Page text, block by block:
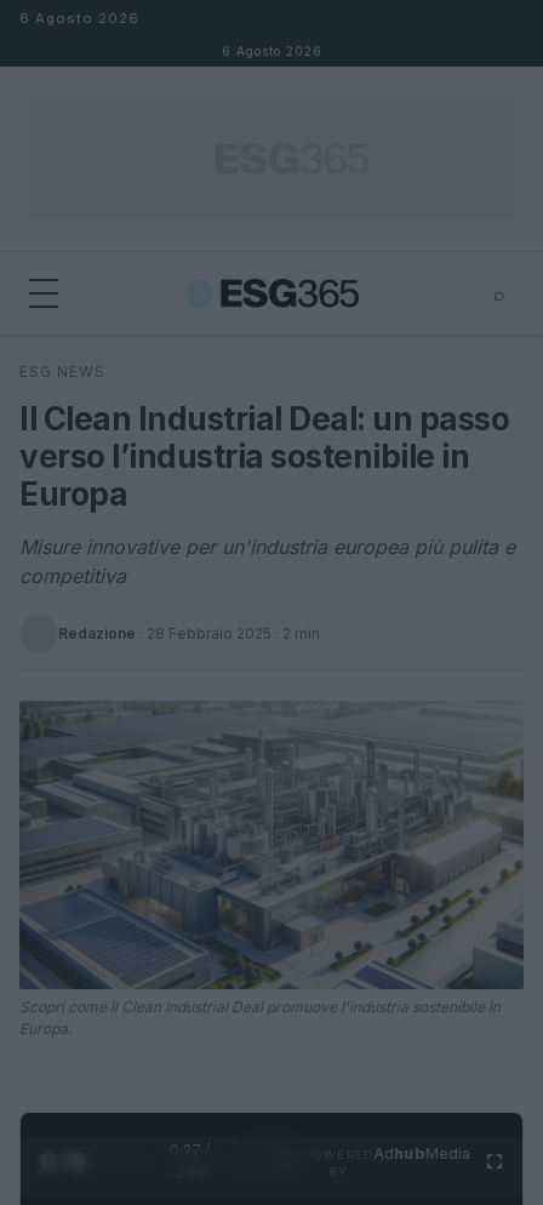
Salta al contenuto
6 Agosto 2026
6 Agosto 2026
⌕
Cerca
ESG NEWS
Il Clean Industrial Deal: un passo
verso l’industria sostenibile in
Europa
Misure innovative per un'industria europea più pulita e
competitiva
Redazione · 28 Febbraio 2025 · 2 min
Scopri come il Clean Industrial Deal promuove l'industria sostenibile in
Europa.
0:28 /
AdhubMedia